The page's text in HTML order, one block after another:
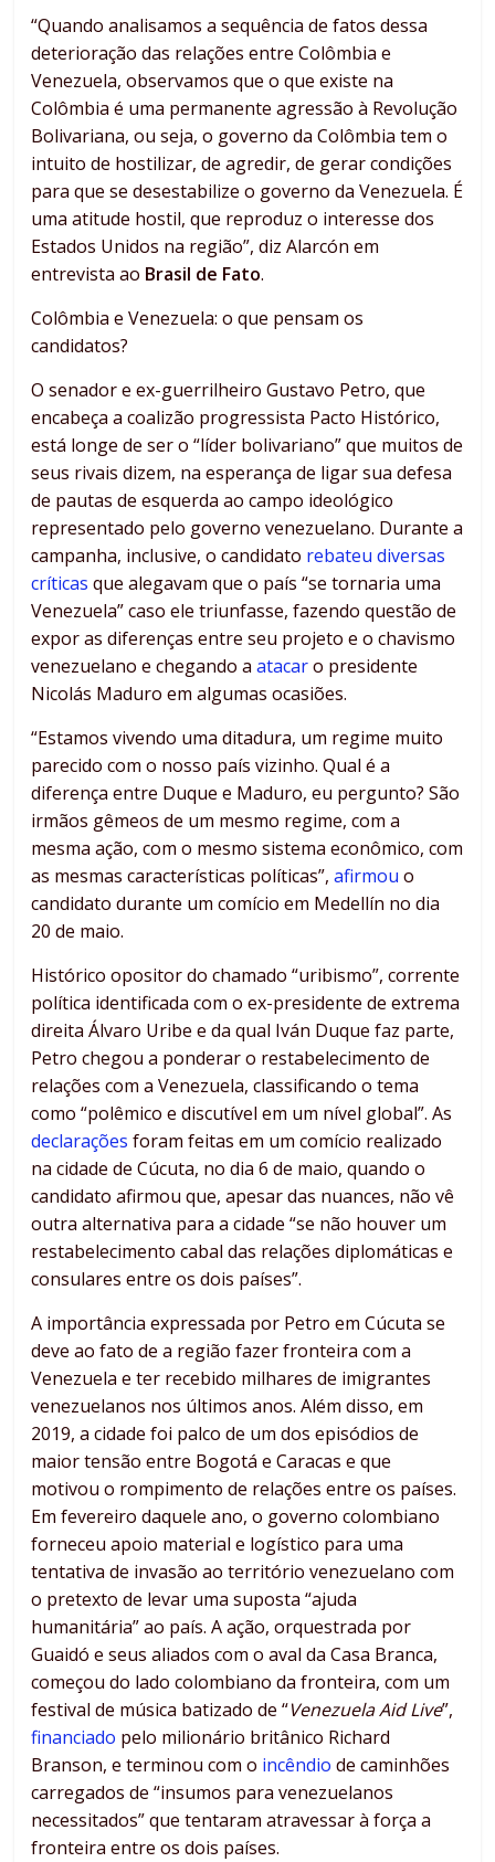
“Quando analisamos a sequência de fatos dessa
deterioração das relações entre Colômbia e
Venezuela, observamos que o que existe na
Colômbia é uma permanente agressão à Revolução
Bolivariana, ou seja, o governo da Colômbia tem o
intuito de hostilizar, de agredir, de gerar condições
para que se desestabilize o governo da Venezuela. É
uma atitude hostil, que reproduz o interesse dos
Estados Unidos na região”, diz Alarcón em
entrevista ao Brasil de Fato.
Colômbia e Venezuela: o que pensam os
candidatos?
O senador e ex-guerrilheiro Gustavo Petro, que
encabeça a coalizão progressista Pacto Histórico,
está longe de ser o “líder bolivariano” que muitos de
seus rivais dizem, na esperança de ligar sua defesa
de pautas de esquerda ao campo ideológico
representado pelo governo venezuelano. Durante a
campanha, inclusive, o candidato rebateu diversas
críticas que alegavam que o país “se tornaria uma
Venezuela” caso ele triunfasse, fazendo questão de
expor as diferenças entre seu projeto e o chavismo
venezuelano e chegando aatacaro presidente
Nicolás Maduro em algumas ocasiões.
“Estamos vivendo uma ditadura, um regime muito
parecido com o nosso país vizinho. Qual é a
diferença entre Duque e Maduro, eu pergunto? São
irmãos gêmeos de um mesmo regime, com a
mesma ação, com o mesmo sistema econômico, com
as mesmas características políticas”,afirmou o
candidato durante um comício em Medellín no dia
20 de maio.
Histórico opositor do chamado “uribismo”, corrente
política identificada com o ex-presidente de extrema
direita Álvaro Uribe e da qual Iván Duque faz parte,
Petro chegou a ponderar o restabelecimento de
relações com a Venezuela, classificando o tema
como “polêmico e discutível em um nível global”. As
declarações foram feitas em um comício realizado
na cidade de Cúcuta, no dia 6 de maio, quando o
candidato afirmou que, apesar das nuances, não vê
outra alternativa para a cidade “se não houver um
restabelecimento cabal das relações diplomáticas e
consulares entre os dois países”.
A importância expressada por Petro em Cúcuta se
deve ao fato de a região fazer fronteira com a
Venezuela e ter recebido milhares de imigrantes
venezuelanos nos últimos anos. Além disso, em
2019, a cidade foi palco de um dos episódios de
maior tensão entre Bogotá e Caracas e que
motivou o rompimento de relações entre os países.
Em fevereiro daquele ano, o governo colombiano
forneceu apoio material e logístico para uma
tentativa de invasão ao território venezuelano com
o pretexto de levar uma suposta “ajuda
humanitária” ao país. A ação, orquestrada por
Guaidó e seus aliados com o aval da Casa Branca,
começou do lado colombiano da fronteira, com um
festival de música batizado de “Venezuela Aid Live”,
financiado pelo milionário britânico Richard
Branson, e terminou com o incêndio de caminhões
carregados de “insumos para venezuelanos
necessitados” que tentaram atravessar à força a
fronteira entre os dois países.